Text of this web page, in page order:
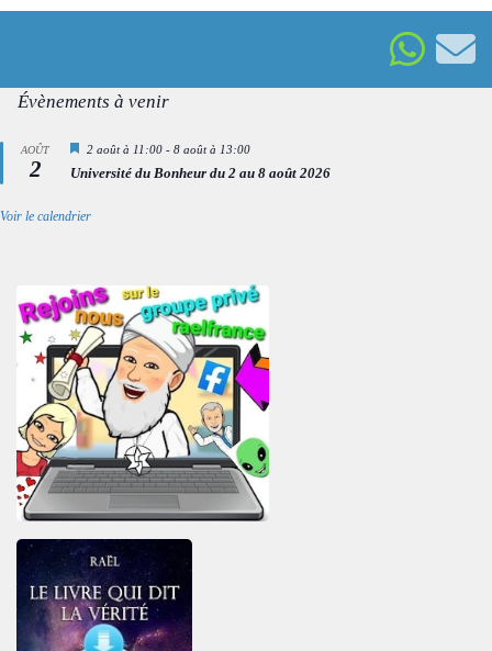
Évènements à venir
AOÛT
2
Mis
avant
2 août à 11:00 - 8 août à 13:00
Université du Bonheur du 2 au 8 août 2026
Voir le calendrier